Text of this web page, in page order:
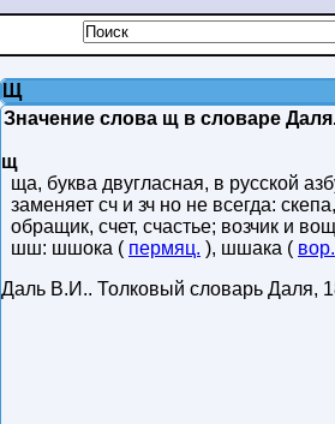
Щ
Значение слова щ в словаре
щ
ща, буква двугласная, в русской
заменяет сч и зч но не всегда:
обращик, счет, счастье; возчик и
шш: шшока ( пермяц. ), шшака ( вор.
Даль В.И.. Толковый словарь Даля,